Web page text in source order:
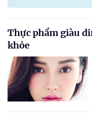
Thực phẩm giàu
khỏe